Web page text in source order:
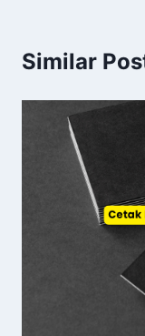
Similar